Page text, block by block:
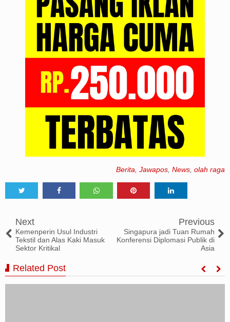
Berita Jawapos News olah raga
Next
Kemenperin Usul Industri
Tekstil dan Alas Kaki Masuk
Sektor Kritikal
Previous
Singapura jadi Tuan Rumah
Konferensi Diplomasi Publik di
Asia
Related Post